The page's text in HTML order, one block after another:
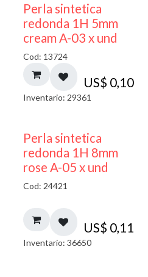
Perla sintetica
redonda 1H 5mm
cream A-03 x und
Cod: 13724
US$ 0,10
Inventario: 29361
Perla sintetica
redonda 1H 8mm
rose A-05 x und
Cod: 24421
US$ 0,11
Inventario: 36650